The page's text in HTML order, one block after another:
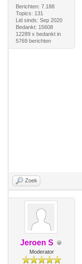
Berichten: 7.188
Topics: 131
Lid sinds: Sep 2020
Bedankt: 15608
12289 x bedankt in
5769 berichten
Zoek
Jeroen S
Moderator